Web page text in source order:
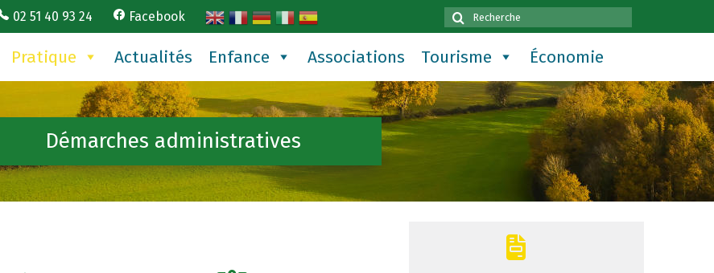
02 51 40 93 24 Facebook
Rechercher
:
Pratique Actualités Enfance Associations Tourisme Économie
Démarches administratives